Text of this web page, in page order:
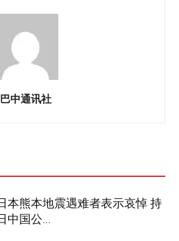
巴中通讯社
本熊本地震遇难者表示哀悼 持
中国公...